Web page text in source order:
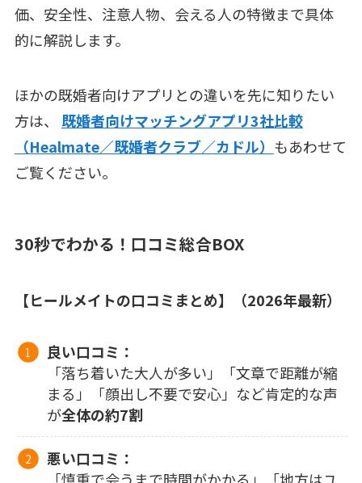
価、安全性、注意人物、会える人の特徴まで具体
的に解説します。
ほかの既婚者向けアプリとの違いを先に知りたい
方は、
既婚者向けマッチングアプリ3社比較
（Healmate／既婚者クラブ／カドル） もあわせて
ご覧ください。
30秒でわかる！口コミ総合BOX
【ヒールメイトの口コミまとめ】（2026年最新）
良い口コミ：
「落ち着いた大人が多い」「文章で距離が縮
まる」「顔出し不要で安心」など肯定的な声
が全体の約7割
悪い口コミ：